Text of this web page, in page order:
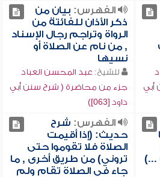
الفهرس: بيان من
ذكر الأذان للفائتة من
الرواة وتراجم رجال الإسناد
, من نام عن الصلاة أو
نسيها
للشيخ: عبد المحسن العباد
جزء من محاضرة ( شرح سنن أبي
داود [063])
...)
الفهرس: شرح
حديث: (إذا أقيمت
الصلاة فلا تقوموا حتى
تروني) من طريق أخرى , ما
جاء في الصلاة تقام ولم